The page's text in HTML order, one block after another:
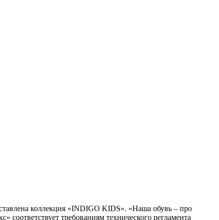
коллекция «INDIGO KIDS». «Наша обувь – про
требованиям технического регламента